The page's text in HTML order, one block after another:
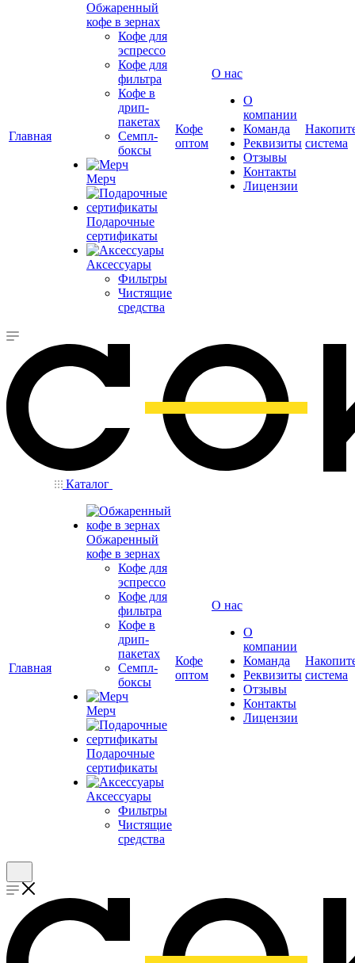
Главная
Обжаренный
кофе в зернах
Кофе для
эспрессо
Кофе для
фильтра
Кофе в
дрип-
пакетах
Семпл-
боксы
Мерч
Подарочные
сертификаты
Аксессуары
Фильтры
Чистящие
средства
Кофе
оптом
О нас
О
компании
Команда
Реквизиты
Отзывы
Контакты
Лицензии
система
Главная
Каталог
Обжаренный
кофе в зернах
Кофе для
эспрессо
Кофе для
фильтра
Кофе в
дрип-
пакетах
Семпл-
боксы
Мерч
Подарочные
сертификаты
Аксессуары
Фильтры
Чистящие
средства
Кофе
оптом
О нас
О
компании
Команда
Реквизиты
Отзывы
Контакты
Лицензии
система